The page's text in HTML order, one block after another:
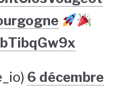
6 décembre